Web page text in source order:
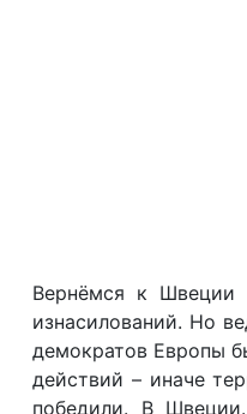
Вернёмся к Швеции
изнасилований. Но
демократов Европы
действий – иначе
победили. В